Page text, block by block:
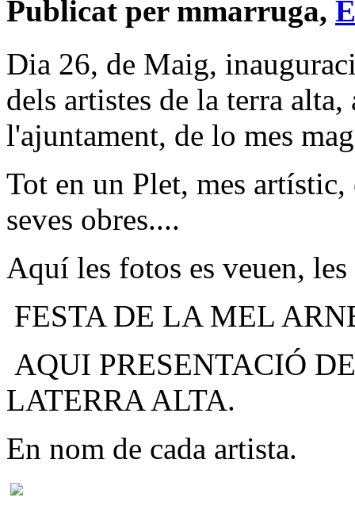
Publicat per mmarruga,
Dia 26, de Maig,
dels artistes de la terra
l'ajuntament, de lo mes
Tot en un Plet, mes artístic,
seves obres....
Aquí les fotos es veuen, les
FESTA DE LA MEL
AQUI PRESENTACIÓ
LATERRA ALTA.
En nom de cada artista.